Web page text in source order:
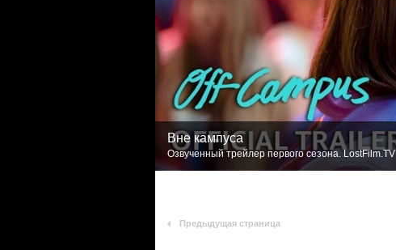
Вне кампуса
Озвученный трейлер первого сезона. LostFilm.TV
Предыдущая страница